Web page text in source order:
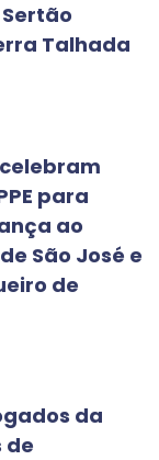
Talhada
para
ao
São José e
de
da
de